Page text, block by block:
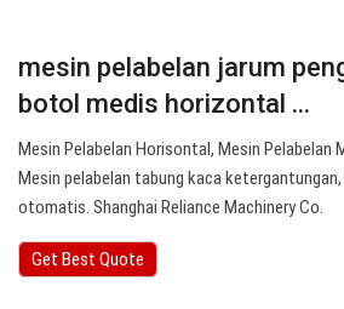
mesin pelabelan jarum
botol medis horizontal ...
Mesin Pelabelan Horisontal, Mesin Pelabelan
Mesin pelabelan tabung kaca
otomatis. Shanghai Reliance Machinery Co.
Get Best Quote